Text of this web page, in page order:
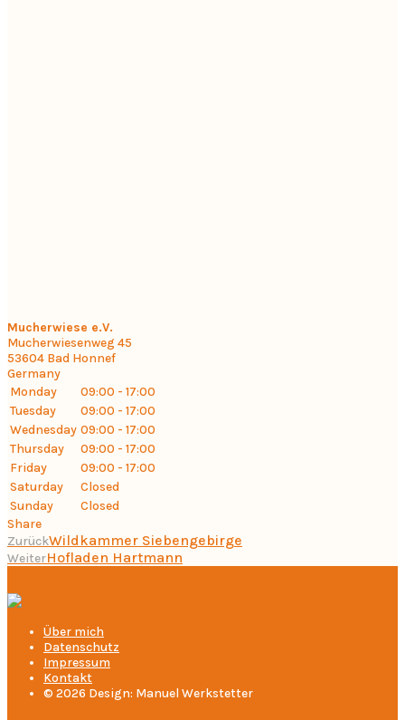
Mucherwiese e.V.
Mucherwiesenweg 45
53604 Bad Honnef
Germany
Monday
09:00 - 17:00
Tuesday
09:00 - 17:00
Wednesday 09:00 - 17:00
Thursday
09:00 - 17:00
Friday
09:00 - 17:00
Saturday
Closed
Sunday
Closed
Share
ZurückWildkammer Siebengebirge
WeiterHofladen Hartmann
Über mich
Datenschutz
Impressum
Kontakt
© 2026 Design: Manuel Werkstetter